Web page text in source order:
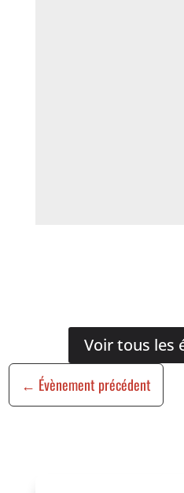
Voir tous les
← Évènement précédent